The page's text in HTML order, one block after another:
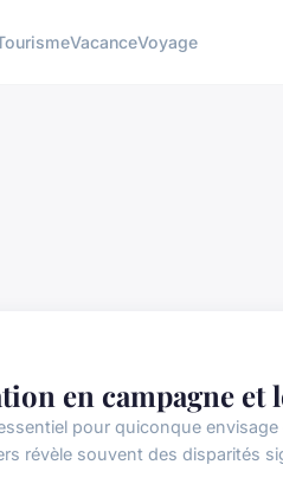
VacanceVoyage
en campagne et
pour quiconque
révèle souvent des disparités